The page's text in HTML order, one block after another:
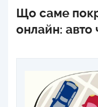
Що саме
онлайн: авто